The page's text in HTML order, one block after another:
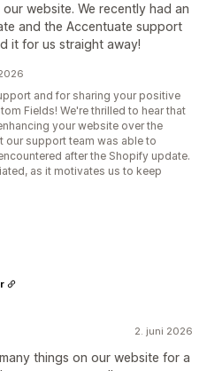
website. We recently had an
and the Accentuate support
it for us straight away!
and for sharing your positive
Fields! We're thrilled to hear that
your website over the
our support team was able to
after the Shopify update.
as it motivates us to keep
2. juni 2026
things on our website for a